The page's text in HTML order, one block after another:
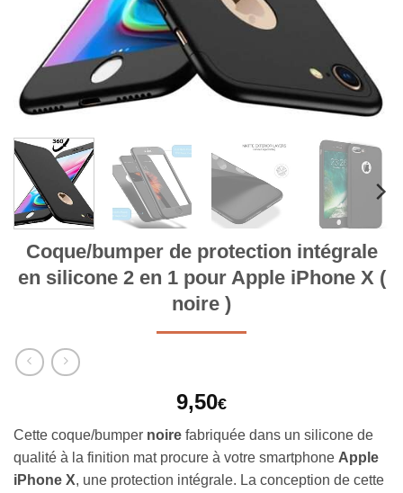
Coque/bumper de protection intégrale
en silicone 2 en 1 pour Apple iPhone X (
noire )
9,50€
Cette coque/bumper noire fabriquée dans un silicone de
qualité à la finition mat procure à votre smartphone Apple
iPhone X, une protection intégrale. La conception de cette